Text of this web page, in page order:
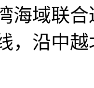
海域联
，沿中